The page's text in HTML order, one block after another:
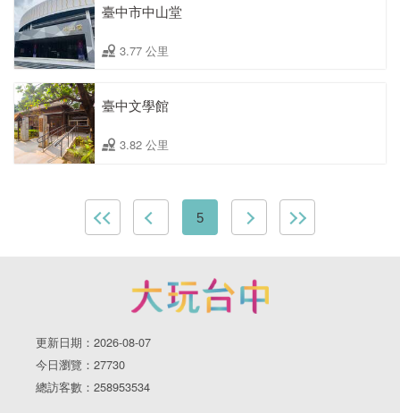
臺中市中山堂
3.77 公里
臺中文學館
3.82 公里
5
更新日期：2026-08-07
今日瀏覽：27730
總訪客數：258953534